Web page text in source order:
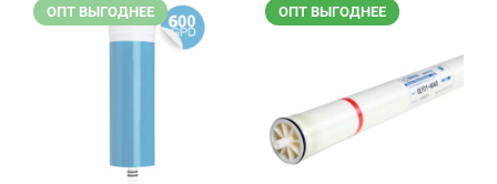
ОПТ ВЫГОДНЕЕ ОПТ ВЫГОДНЕЕ